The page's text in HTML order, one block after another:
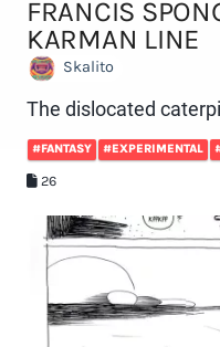
FRANCIS
KARMAN LINE
Skalito
The dislocated
#FANTASY #EXPERIMENTAL
26